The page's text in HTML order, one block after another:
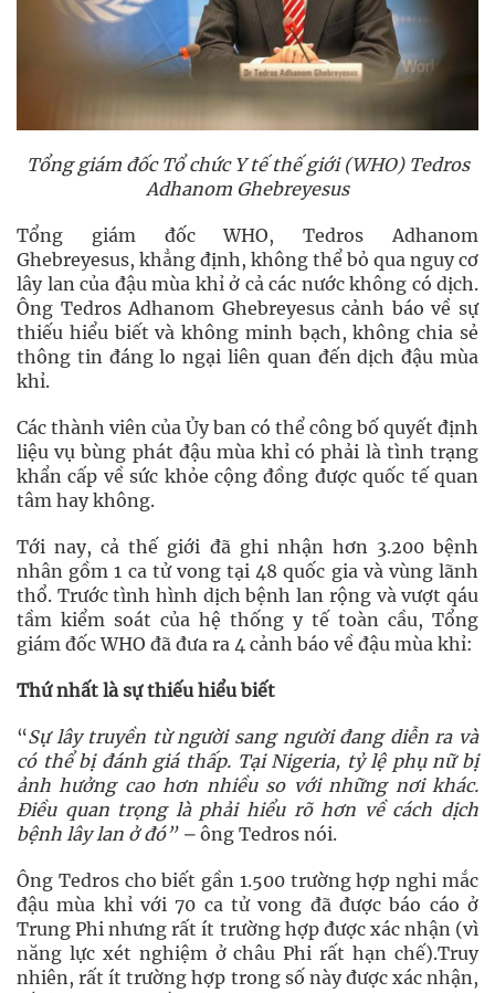
Tổng giám đốc Tổ chức Y tế thế giới (WHO) Tedros
Adhanom Ghebreyesus
Tổng giám đốc WHO, Tedros Adhanom
Ghebreyesus, khẳng định, không thể bỏ qua nguy cơ
lây lan của đậu mùa khỉ ở cả các nước không có dịch.
Ông Tedros Adhanom Ghebreyesus cảnh báo về sự
thiếu hiểu biết và không minh bạch, không chia sẻ
thông tin đáng lo ngại liên quan đến dịch đậu mùa
khỉ.
Các thành viên của Ủy ban có thể công bố quyết định
liệu vụ bùng phát đậu mùa khỉ có phải là tình trạng
khẩn cấp về sức khỏe cộng đồng được quốc tế quan
tâm hay không.
Tới nay, cả thế giới đã ghi nhận hơn 3.200 bệnh
nhân gồm 1 ca tử vong tại 48 quốc gia và vùng lãnh
thổ. Trước tình hình dịch bệnh lan rộng và vượt qáu
tầm kiểm soát của hệ thống y tế toàn cầu, Tổng
giám đốc WHO đã đưa ra 4 cảnh báo về đậu mùa khỉ:
Thứnhất là sự thiếu hiểu biết
“Sự lây truyền từ người sang người đang diễn ra và
có thể bị đánh giá thấp. Tại Nigeria, tỷ lệ phụ nữ bị
ảnh hưởng cao hơn nhiều so với những nơi khác.
Điều quan trọng là phải hiểu rõ hơn về cách dịch
bệnh lây lan ở đó”– ông Tedros nói.
Ông Tedros cho biết gần 1.500 trường hợp nghi mắc
đậu mùa khỉ với 70 ca tử vong đã được báo cáo ở
Trung Phi nhưng rất ít trường hợp được xác nhận (vì
năng lực xét nghiệm ở châu Phi rất hạn chế).Truy
nhiên, rất ít trường hợp trong số này được xác nhận,